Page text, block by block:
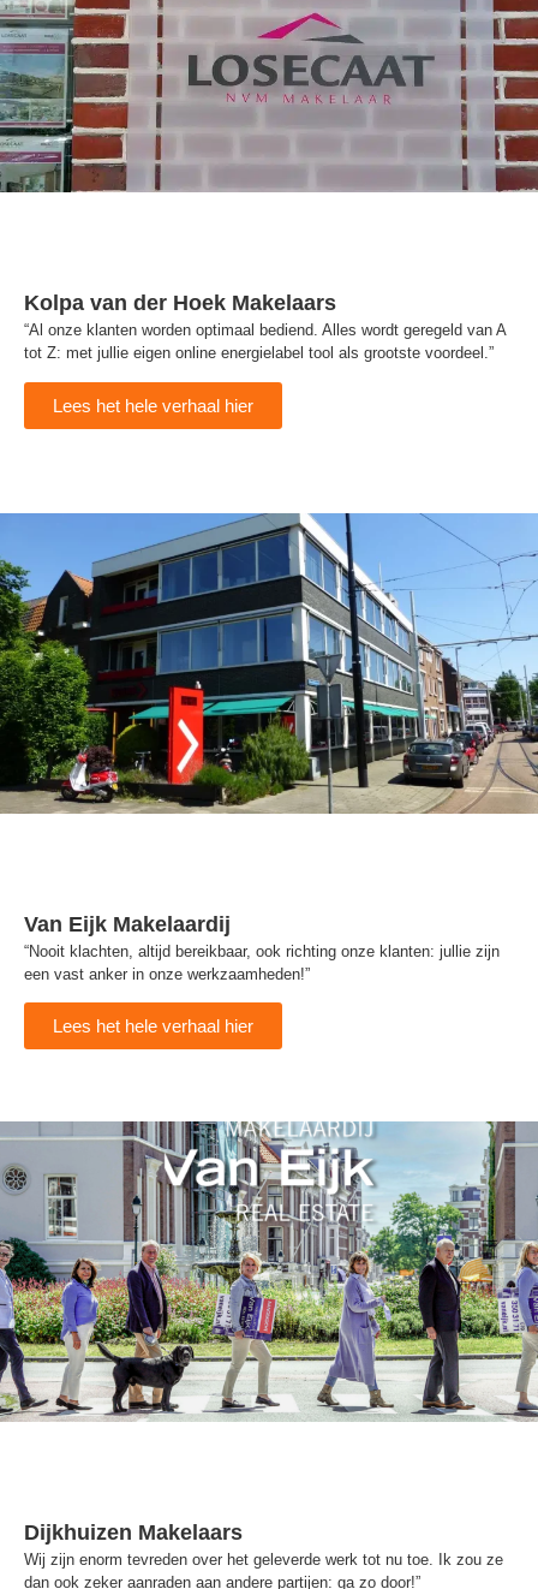
Kolpa van der Hoek Makelaars
“Al onze klanten worden optimaal bediend. Alles wordt geregeld van A
tot Z: met jullie eigen online energielabel tool als grootste voordeel.”
Lees het hele verhaal hier
Van Eijk Makelaardij
“Nooit klachten, altijd bereikbaar, ook richting onze klanten: jullie zijn
een vast anker in onze werkzaamheden!”
Lees het hele verhaal hier
Dijkhuizen Makelaars
Wij zijn enorm tevreden over het geleverde werk tot nu toe. Ik zou ze
dan ook zeker aanraden aan andere partijen: ga zo door!”